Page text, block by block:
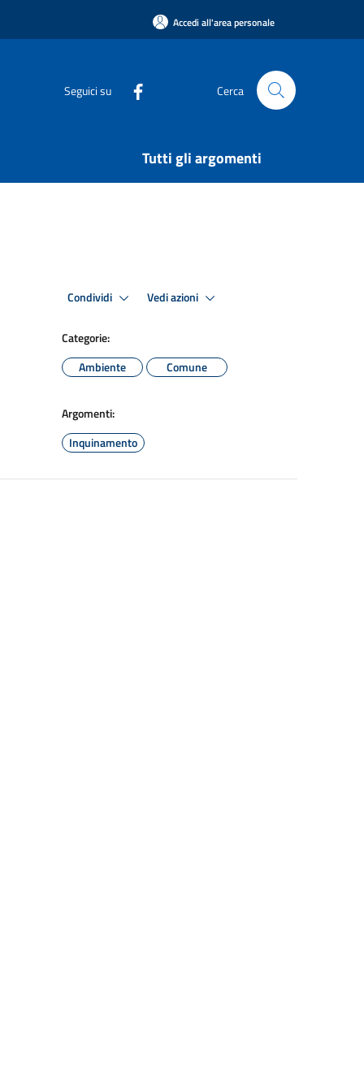
Accedi all'area personale
Seguici su Cerca
Tutti gli argomenti
Condividi Vedi azioni
Categorie:
Ambiente
Comune
Argomenti:
Inquinamento